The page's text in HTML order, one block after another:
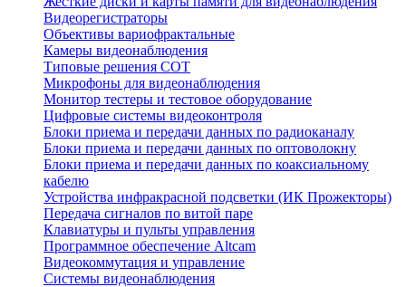
Видеорегистраторы
Объективы вариофрактальные
Камеры видеонаблюдения
Типовые решения СОТ
Микрофоны для видеонаблюдения
Монитор тестеры и тестовое оборудование
Цифровые системы видеоконтроля
Блоки приема и передачи данных по радиоканалу
Блоки приема и передачи данных по оптоволокну
Блоки приема и передачи данных по коаксиальному
кабелю
Устройства инфракрасной подсветки (ИК Прожекторы)
Передача сигналов по витой паре
Клавиатуры и пульты управления
Программное обеспечение Altcam
Видеокоммутация и управление
Системы видеонаблюдения